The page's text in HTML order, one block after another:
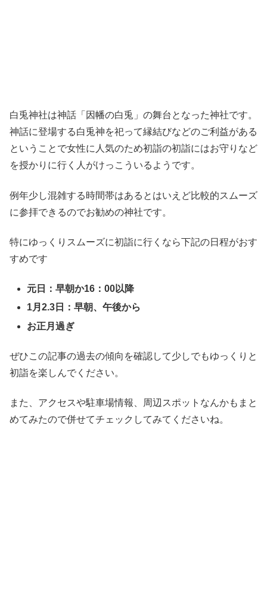
白兎神社は神話「因幡の白兎」の舞台となった神社です。
神話に登場する白兎神を祀って縁結びなどのご利益がある
ということで女性に人気のため初詣の初詣にはお守りなど
を授かりに行く人がけっこういるようです。
例年少し混雑する時間帯はあるとはいえど比較的スムーズ
に参拝できるのでお勧めの神社です。
特にゆっくりスムーズに初詣に行くなら下記の日程がおす
すめです
元日：早朝か16：00以降
1月2.3日：早朝、午後から
お正月過ぎ
ぜひこの記事の過去の傾向を確認して少しでもゆっくりと
初詣を楽しんでください。
また、アクセスや駐車場情報、周辺スポットなんかもまと
めてみたので併せてチェックしてみてくださいね。